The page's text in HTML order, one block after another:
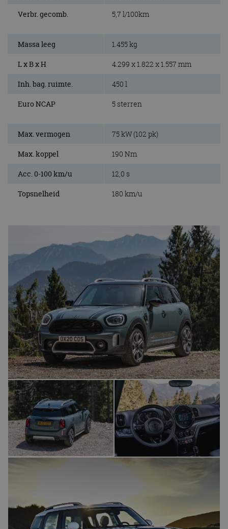
Verbr. gecomb. 5,7 l/100km
Massa leeg 1.455 kg
L x B x H 4.299 x 1.822 x 1.557 mm
Inh. bag. ruimte. 450 l
Euro NCAP 5 sterren
Max. vermogen 75 kW (102 pk)
Max. koppel 190 Nm
Acc. 0-100 km/u 12,0 s
Topsnelheid 180 km/u